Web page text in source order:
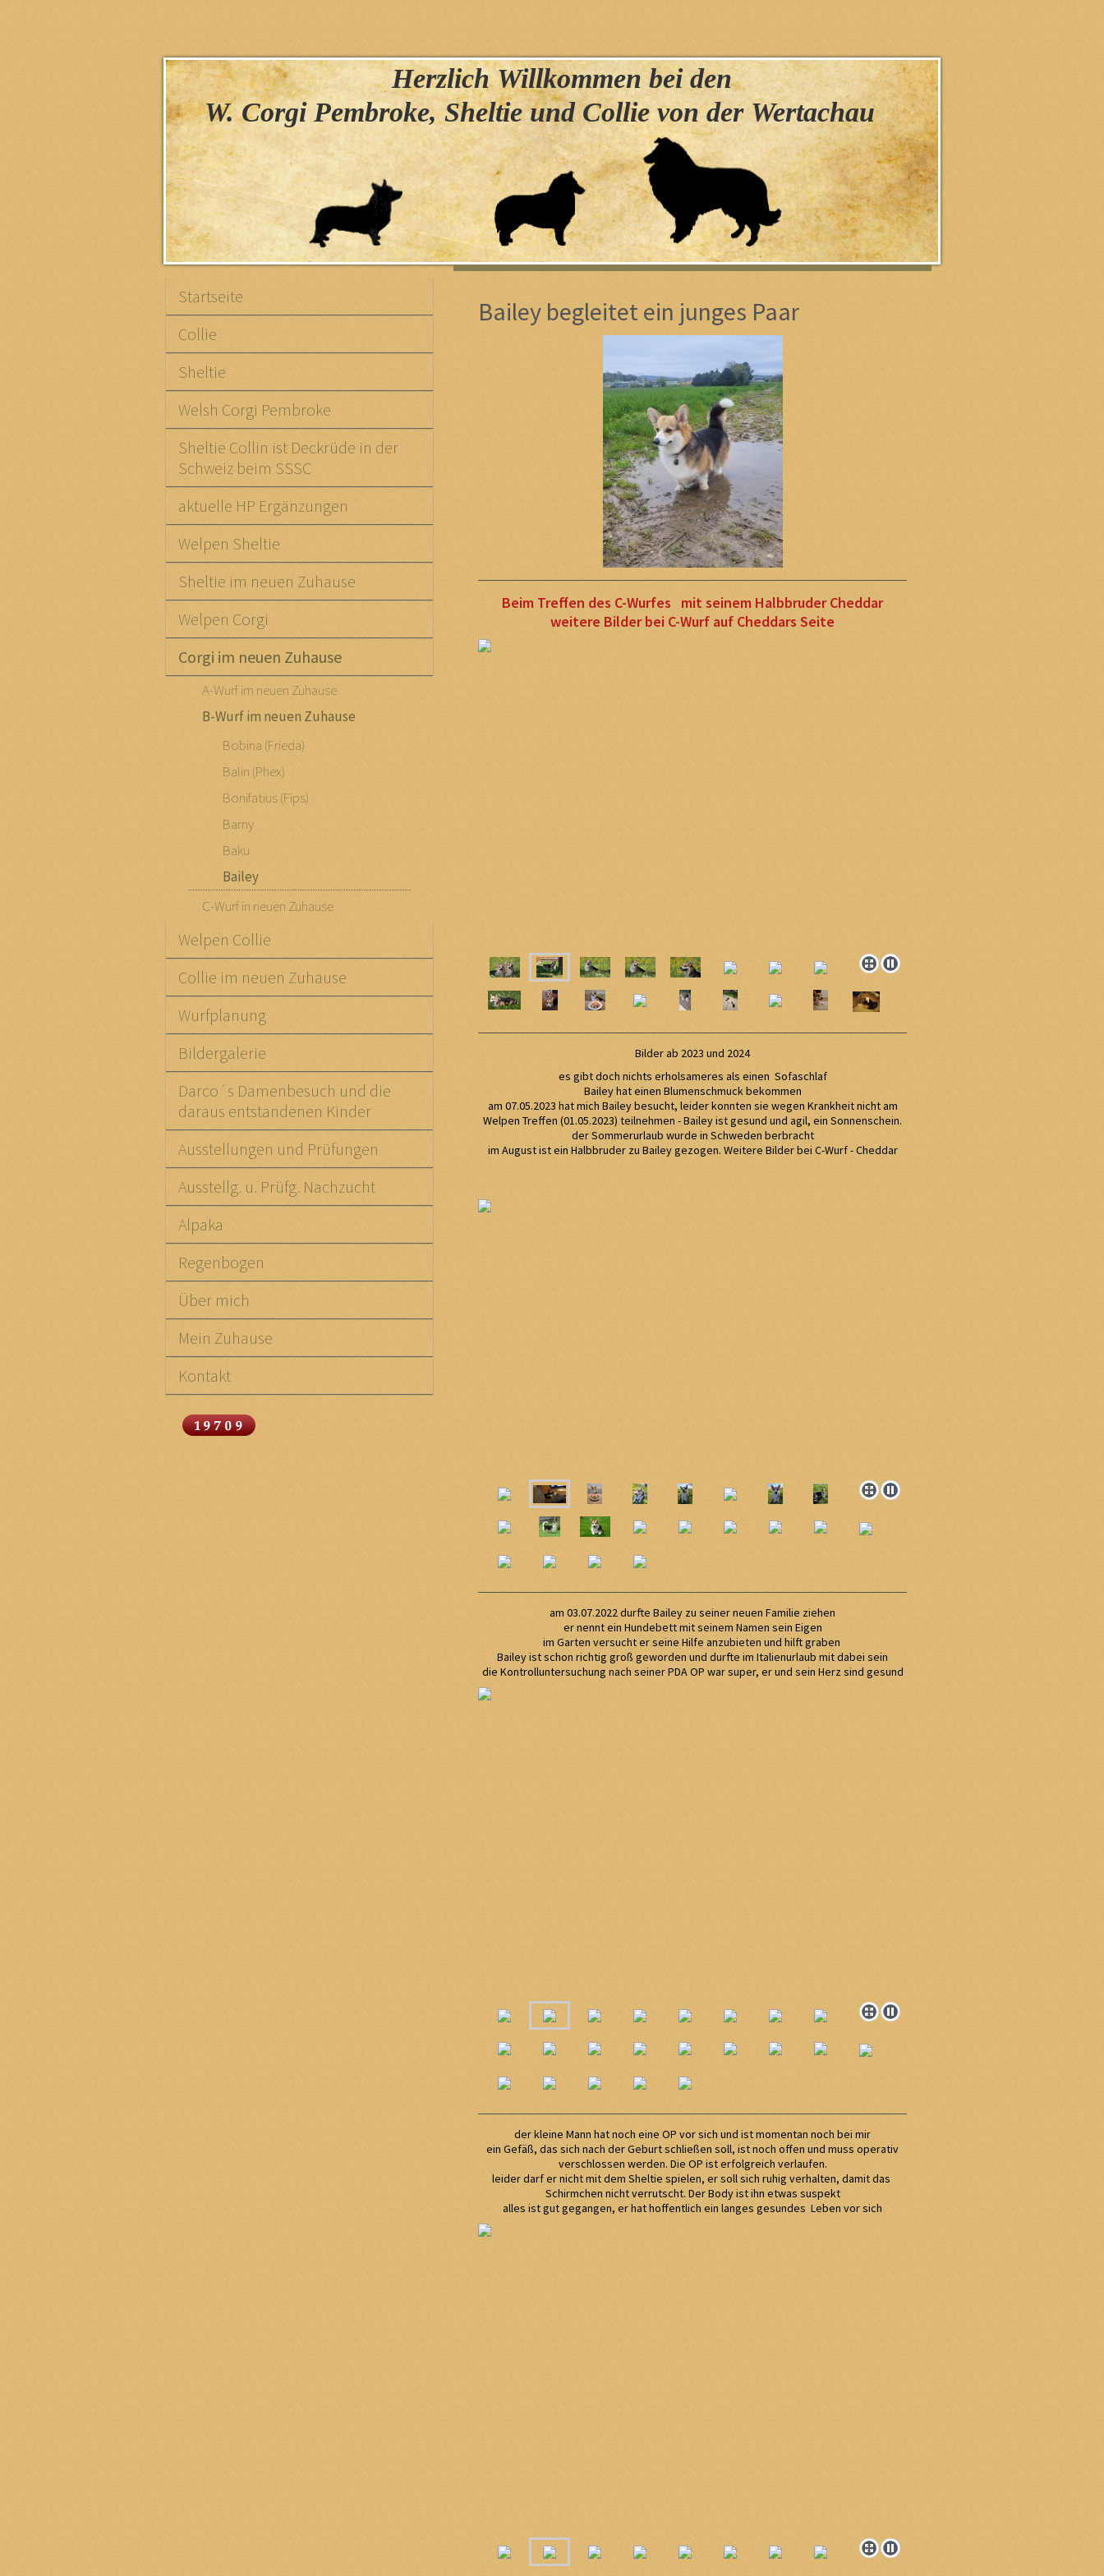
Herzlich Willkommen bei den
W. Corgi Pembroke, Sheltie und Collie von der Wertachau
Startseite
Collie
Sheltie
Welsh Corgi Pembroke
Sheltie Collin ist Deckrüde in der
Schweiz beim SSSC
aktuelle HP Ergänzungen
Welpen Sheltie
Sheltie im neuen Zuhause
Welpen Corgi
Corgi im neuen Zuhause
A-Wurf im neuen Zuhause
B-Wurf im neuen Zuhause
Bobina (Frieda)
Balin (Phex)
Bonifatius (Fips)
Barny
Baku
Bailey
C-Wurf in neuen Zuhause
Welpen Collie
Collie im neuen Zuhause
Wurfplanung
Bildergalerie
Darco´s Damenbesuch und die
daraus entstandenen Kinder
Ausstellungen und Prüfungen
Ausstellg. u. Prüfg. Nachzucht
Alpaka
Regenbogen
Über mich
Mein Zuhause
Kontakt
Bailey begleitet ein junges Paar
Beim Treffen des C-Wurfes mit seinem Halbbruder Cheddar
weitere Bilder bei C-Wurf auf Cheddars Seite
Bilder ab 2023 und 2024
es gibt doch nichts erholsameres als einen Sofaschlaf
Bailey hat einen Blumenschmuck bekommen
am 07.05.2023 hat mich Bailey besucht, leider konnten sie wegen Krankheit nicht am
Welpen Treffen (01.05.2023) teilnehmen - Bailey ist gesund und agil, ein Sonnenschein.
der Sommerurlaub wurde in Schweden berbracht
im August ist ein Halbbruder zu Bailey gezogen. Weitere Bilder bei C-Wurf - Cheddar
am 03.07.2022 durfte Bailey zu seiner neuen Familie ziehen
er nennt ein Hundebett mit seinem Namen sein Eigen
im Garten versucht er seine Hilfe anzubieten und hilft graben
Bailey ist schon richtig groß geworden und durfte im Italienurlaub mit dabei sein
die Kontrolluntersuchung nach seiner PDA OP war super, er und sein Herz sind gesund
der kleine Mann hat noch eine OP vor sich und ist momentan noch bei mir
ein Gefäß, das sich nach der Geburt schließen soll, ist noch offen und muss operativ
verschlossen werden. Die OP ist erfolgreich verlaufen.
leider darf er nicht mit dem Sheltie spielen, er soll sich ruhig verhalten, damit das
Schirmchen nicht verrutscht. Der Body ist ihn etwas suspekt
alles ist gut gegangen, er hat hoffentlich ein langes gesundes Leben vor sich